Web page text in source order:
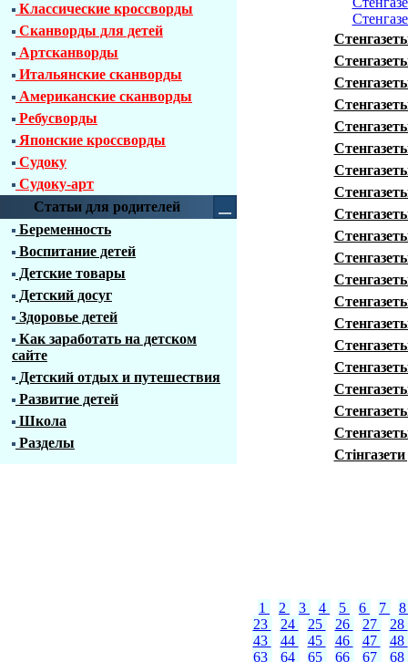
Классические кроссворды
Сканворды для детей
Артсканворды
Итальянские сканворды
Американские сканворды
Ребусворды
Японские кроссворды
Судоку
Судоку-арт
Статьи для родителей
Беременность
Воспитание детей
Детские товары
Детский досуг
Здоровье детей
Как заработать на детском
сайте
Детский отдых и путешествия
Развитие детей
Школа
Разделы
1 2 3 4 5 6 7
23
24 25 26 27
28
43
44 45 46 47
48
63
64 65 66 67 68